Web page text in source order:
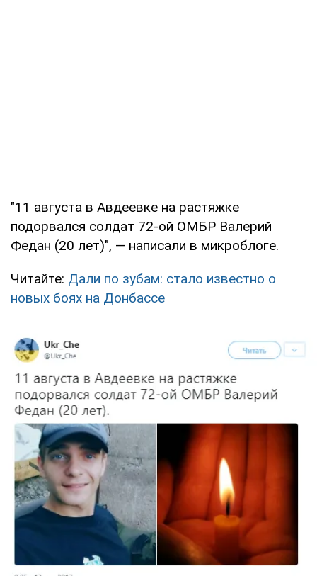
"11 августа в Авдеевке на растяжке
подорвался солдат 72-ой ОМБР Валерий
Федан (20 лет)", — написали в микроблоге.
Читайте: Дали по зубам: стало известно о
новых боях на Донбассе